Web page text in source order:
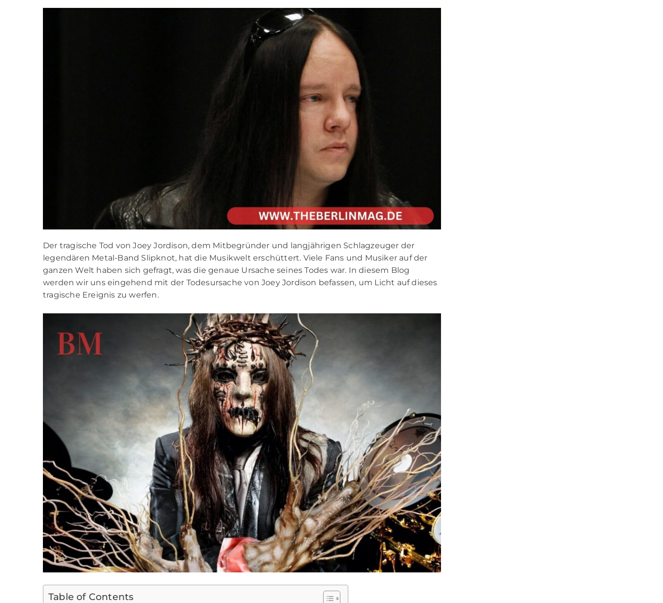
Der tragische Tod von Joey Jordison, dem Mitbegründer und langjährigen Schlagzeuger der
legendären Metal-Band Slipknot, hat die Musikwelt erschüttert. Viele Fans und Musiker auf der
ganzen Welt haben sich gefragt, was die genaue Ursache seines Todes war. In diesem Blog
werden wir uns eingehend mit der Todesursache von Joey Jordison befassen, um Licht auf dieses
tragische Ereignis zu werfen.
Table of Contents